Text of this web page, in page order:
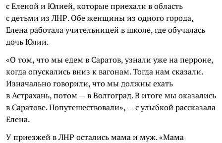
с Еленой и Юлией, которые приехали в область
с детьми из ЛНР. Обе женщины из одного города,
Елена работала учительницей в школе, где обучалась
дочь Юлии.
«О том, что мы едем в Саратов, узнали уже на перроне,
когда опускались вниз к вагонам. Тогда нам сказали.
Изначально говорили, что мы должны ехать
в Астрахань, потом — в Волгоград. В итоге мы оказались
в Саратове. Попутешествовали», — с улыбкой рассказала
Елена.
У приезжей в ЛНР остались мама и муж. «Мама